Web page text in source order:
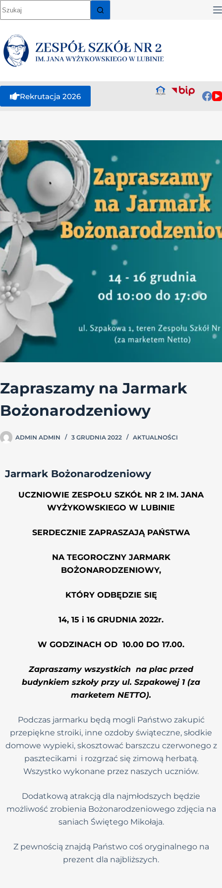
Rekrutacja 2026
Zapraszamy na Jarmark
Bożonarodzeniowy
ADMIN ADMIN 3 GRUDNIA 2022 AKTUALNOŚCI
Jarmark Bożonarodzeniowy
UCZNIOWIE ZESPOŁU SZKÓŁ NR 2 IM. JANA
WYŻYKOWSKIEGO W LUBINIE
SERDECZNIE ZAPRASZAJĄ PAŃSTWA
NA TEGOROCZNY JARMARK
BOŻONARODZENIOWY,
KTÓRY ODBĘDZIE SIĘ
14, 15 i 16 GRUDNIA 2022r.
W GODZINACH OD 10.00 DO 17.00.
Zapraszamy wszystkich na plac przed
budynkiem szkoły przy ul. Szpakowej 1 (za
marketem NETTO).
Podczas jarmarku będą mogli Państwo zakupić
przepiękne stroiki, inne ozdoby świąteczne, słodkie
domowe wypieki, skosztować barszczu czerwonego z
pasztecikami i rozgrzać się zimową herbatą.
Wszystko wykonane przez naszych uczniów.
Dodatkową atrakcją dla najmłodszych będzie
możliwość zrobienia Bożonarodzeniowego zdjęcia na
saniach Świętego Mikołaja.
Z pewnością znajdą Państwo coś oryginalnego na
prezent dla najbliższych.